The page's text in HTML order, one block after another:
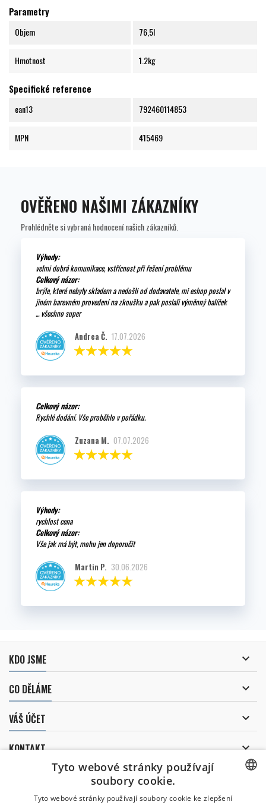
Parametry
Objem 76,5l
Hmotnost 1.2kg
Specifické reference
ean13 792460114853
MPN 415469
OVĚŘENO NAŠIMI ZÁKAZNÍKY
Prohlédněte si vybraná hodnocení našich zákazníků.
Výhody:
velmi dobrá komunikace, vstřícnost při řešení problému
Celkový názor:
brýle, které nebyly skladem a nedošli od dodavatele, mi eshop poslal v
jiném barevném provedení na zkoušku a pak poslali výměnný balíček
... všechno super
Andrea Č. 17.07.2026
Celkový názor:
Rychlé dodání. Vše proběhlo v pořádku.
Zuzana M. 07.07.2026
Výhody:
rychlost cena
Celkový názor:
Vše jak má být, mohu jen doporučit
Martin P. 30.06.2026
KDO JSME 
CO DĚLÁME 
VÁŠ ÚČET 
KONTAKT 
ODBĚR NOVINEK
CZECH
Tyto webové stránky používají
soubory cookie.
Tyto webové stránky používají soubory cookie ke zlepšení